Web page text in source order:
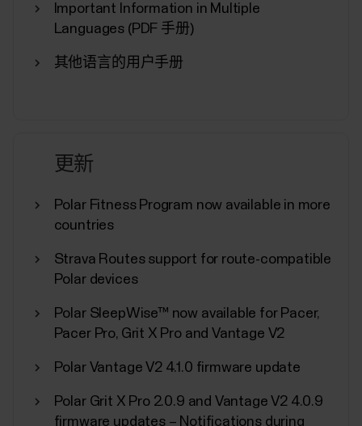
造成疲劳以及对您的表现有何影响。Training Load
肉负荷）提供训练负荷，并且您可以通过感知负荷
评估您感觉多疲劳。通过 Training Load Pro 您可以
Recovery Pro（说明您的身体如何应对训练造成的
疲劳），Training Load Pro 可帮助您找到训练和恢
Polar 运动内容
Important Information in Multiple
Languages (PDF 手册)
其他语言的用户手册
更新
Polar Fitness Program now available in more
countries
Strava Routes support for route-compatible
Polar devices
Polar SleepWise™ now available for Pacer,
Pacer Pro, Grit X Pro and Vantage V2
Polar Vantage V2 4.1.0 firmware update
Polar Grit X Pro 2.0.9 and Vantage V2 4.0.9
firmware updates – Notifications during